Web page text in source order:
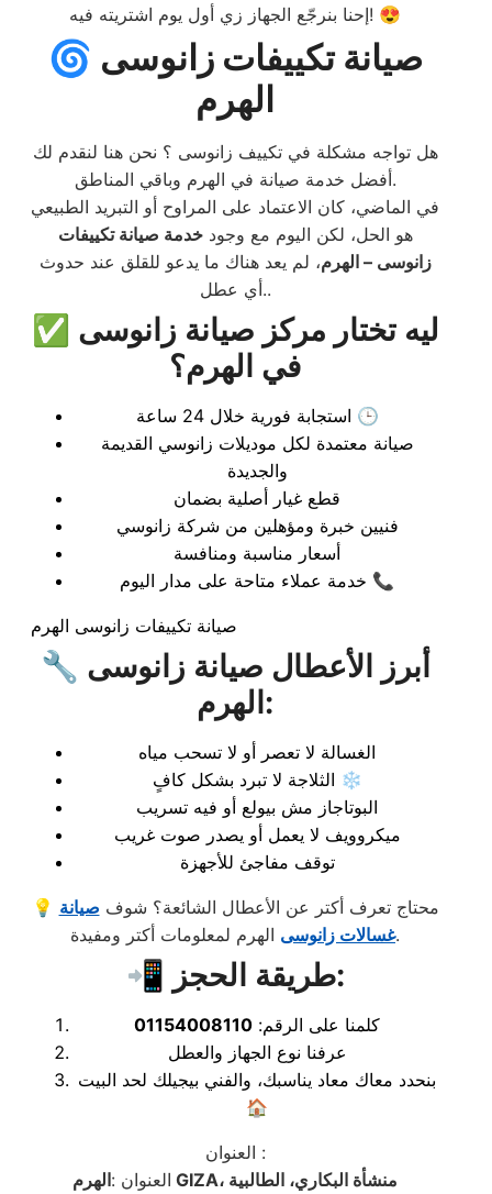
إحنا بنرجّع الجهاز زي أول يوم اشتريته فيه! 😍
🌀 صيانة تكييفات زانوسى
الهرم
هل تواجه مشكلة في تكييف زانوسى ؟ نحن هنا لنقدم لك
أفضل خدمة صيانة في الهرم وباقي المناطق.
في الماضي، كان الاعتماد على المراوح أو التبريد الطبيعي
هو الحل، لكن اليوم مع وجودخدمة صيانة تكييفات
زانوسى – الهرم، لم يعد هناك ما يدعو للقلق عند حدوث
أي عطل..
✅ ليه تختار مركز صيانة زانوسى
في الهرم؟
استجابة فورية خلال 24 ساعة 🕒
صيانة معتمدة لكل موديلات زانوسي القديمة
والجديدة
قطع غيار أصلية بضمان
فنيين خبرة ومؤهلين من شركة زانوسي
أسعار مناسبة ومنافسة
خدمة عملاء متاحة على مدار اليوم 📞
صيانة تكييفات زانوسى الهرم
🔧 أبرز الأعطال صيانة زانوسى
الهرم:
الغسالة لا تعصر أو لا تسحب مياه
الثلاجة لا تبرد بشكل كافٍ ❄️
البوتاجاز مش بيولع أو فيه تسريب
ميكروويف لا يعمل أو يصدر صوت غريب
توقف مفاجئ للأجهزة
💡 محتاج تعرف أكتر عن الأعطال الشائعة؟ شوف صيانة
غسالات زانوسىالهرم لمعلومات أكتر ومفيدة.
📲 طريقة الحجز:
كلمنا على الرقم: 01154008110
عرفنا نوع الجهاز والعطل
بنحدد معاك معاد يناسبك، والفني بيجيلك لحد البيت
🏠
العنوان :
العنوان :
الهرم GIZA، منشأة البكاري، الطالبية